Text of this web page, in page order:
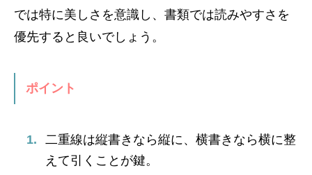
では特に美しさを意識し、書類では読みやすさを
優先すると良いでしょう。
ポイント
二重線は縦書きなら縦に、横書きなら横に整
えて引くことが鍵。